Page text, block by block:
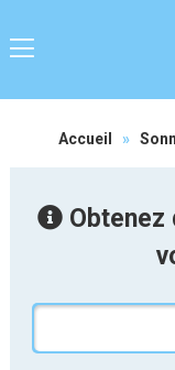
Accueil »
Obtenez